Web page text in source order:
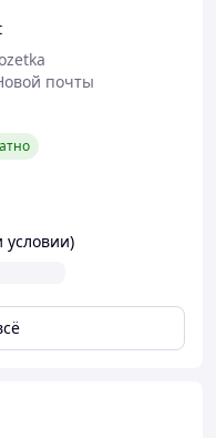
почты